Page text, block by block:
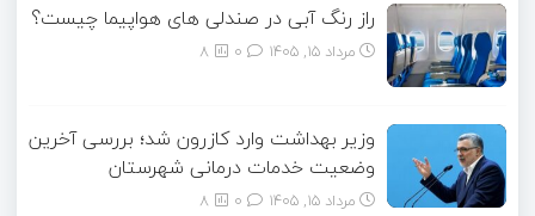
راز رنگ آبی در صندلی های هواپیما چیست؟
مرداد ۱۵, ۱۴۰۵ 8
وزیر بهداشت وارد کازرون شد؛ بررسی آخرین
وضعیت خدمات درمانی شهرستان
مرداد ۱۵, ۱۴۰۵ 8